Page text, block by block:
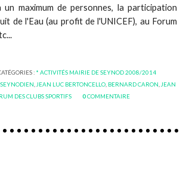
maximum de personnes, la participation
de l'Eau (au profit de l'UNICEF), au Forum
: * ACTIVITÉS MAIRIE DE SEYNOD 2008/2014
,SEYNODIEN JEAN LUC BERTONCELLO BERNARD CARON JEAN
DES CLUBS SPORTIFS 0COMMENTAIRE